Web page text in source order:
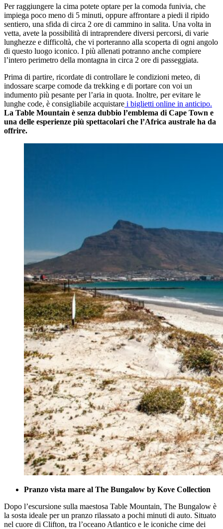
Per raggiungere la cima potete optare per la comoda funivia, che
impiega poco meno di 5 minuti, oppure affrontare a piedi il ripido
sentiero, una sfida di circa 2 ore di cammino in salita. Una volta in
vetta, avete la possibilità di intraprendere diversi percorsi, di varie
lunghezze e difficoltà, che vi porteranno alla scoperta di ogni angolo
di questo luogo iconico. I più allenati potranno anche compiere
l’intero perimetro della montagna in circa 2 ore di passeggiata.
Prima di partire, ricordate di controllare le condizioni meteo, di
indossare scarpe comode da trekking e di portare con voi un
indumento più pesante per l’aria in quota. Inoltre, per evitare le
lunghe code, è consigliabile acquistare i biglietti online in anticipo.
La Table Mountain è senza dubbio l’emblema di Cape Town e
una delle esperienze più spettacolari che l’Africa australe ha da
offrire.
Pranzo vista mare al The Bungalow by Kove Collection
Dopo l’escursione sulla maestosa Table Mountain, The Bungalow è
la sosta ideale per un pranzo rilassato a pochi minuti di auto. Situato
nel cuore di Clifton, tra l’oceano Atlantico e le iconiche cime dei